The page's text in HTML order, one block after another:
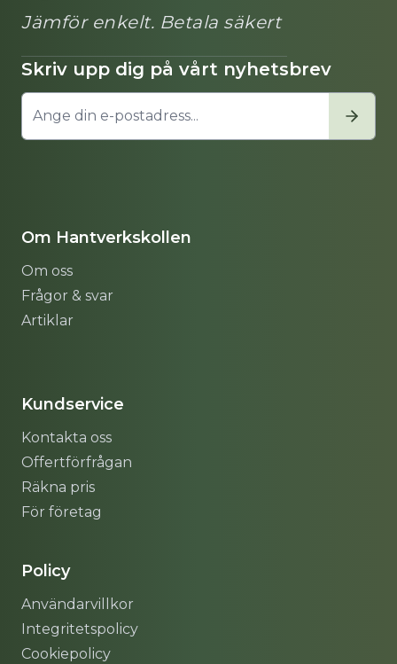
Jämför enkelt. Betala säkert
Skriv upp dig på vårt nyhetsbrev
Om Hantverkskollen
Om oss
Frågor & svar
Artiklar
Kundservice
Kontakta oss
Offertförfrågan
Räkna pris
För företag
Policy
Användarvillkor
Integritetspolicy
Cookiepolicy